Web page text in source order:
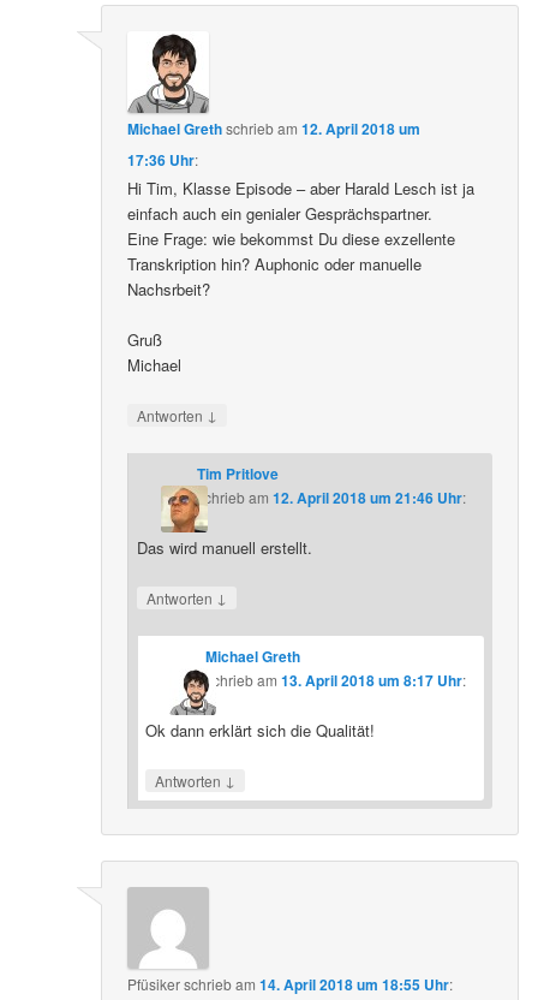
Michael Grethschriebam12. April 2018 um
17:36 Uhr:
Hi Tim, Klasse Episode – aber Harald Lesch ist ja
einfach auch ein genialer Gesprächspartner.
Eine Frage: wie bekommst Du diese exzellente
Transkription hin? Auphonic oder manuelle
Nachsrbeit?
Gruß
Michael
Antworten ↓
Tim Pritlove
schriebam 12. April 2018 um 21:46 Uhr:
Das wird manuell erstellt.
Antworten ↓
Michael Greth
schriebam13. April 2018 um 8:17 Uhr:
Ok dann erklärt sich die Qualität!
Antworten ↓
Pfüsikerschriebam14. April 2018 um 18:55 Uhr: